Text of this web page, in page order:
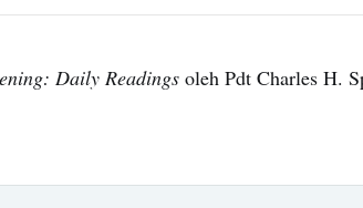
Daily Readings oleh Pdt Charles H.